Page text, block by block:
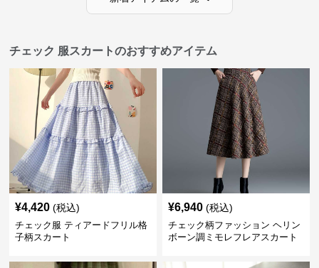
チェック 服スカートのおすすめアイテム
¥4,420 (税込)
チェック服 ティアードフリル格
子柄スカート
¥6,940 (税込)
チェック柄ファッション ヘリン
ボーン調ミモレフレアスカート